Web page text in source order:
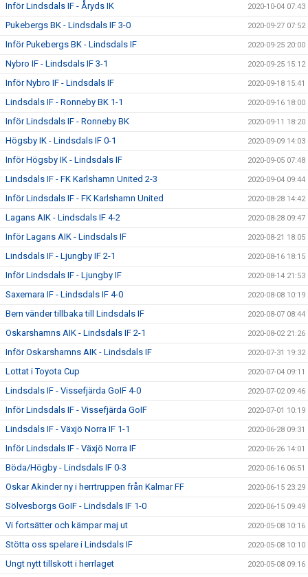
Inför Lindsdals IF - Åryds IK 2020-10-04 07:43
Pukebergs BK - Lindsdals IF 3-0 2020-09-27 07:52
Inför Pukebergs BK - Lindsdals IF 2020-09-25 20:00
Nybro IF - Lindsdals IF 3-1 2020-09-25 15:12
Inför Nybro IF - Lindsdals IF 2020-09-18 15:41
Lindsdals IF - Ronneby BK 1-1 2020-09-16 18:00
Inför Lindsdals IF - Ronneby BK 2020-09-11 18:20
Högsby IK - Lindsdals IF 0-1 2020-09-09 14:03
Inför Högsby IK - Lindsdals IF 2020-09-05 07:48
Lindsdals IF - FK Karlshamn United 2-3 2020-09-04 09:44
Inför Lindsdals IF - FK Karlshamn United 2020-08-28 14:42
Lagans AIK - Lindsdals IF 4-2 2020-08-28 09:47
Inför Lagans AIK - Lindsdals IF 2020-08-21 18:05
Lindsdals IF - Ljungby IF 2-1 2020-08-16 18:15
Inför Lindsdals IF - Ljungby IF 2020-08-14 21:53
Saxemara IF - Lindsdals IF 4-0 2020-08-08 10:19
Bern vänder tillbaka till Lindsdals IF 2020-08-07 08:44
Oskarshamns AIK - Lindsdals IF 2-1 2020-08-02 21:26
Inför Oskarshamns AIK - Lindsdals IF 2020-07-31 19:32
Lottat i Toyota Cup 2020-07-04 09:11
Lindsdals IF - Vissefjärda GoIF 4-0 2020-07-02 09:46
Inför Lindsdals IF - Vissefjärda GoIF 2020-07-01 10:19
Lindsdals IF - Växjö Norra IF 1-1 2020-06-28 09:31
Inför Lindsdals IF - Växjö Norra IF 2020-06-26 14:01
Böda/Högby - Lindsdals IF 0-3 2020-06-16 06:51
Oskar Akinder ny i herrtruppen från Kalmar FF 2020-06-15 23:29
Sölvesborgs GoIF - Lindsdals IF 1-0 2020-06-15 09:49
Vi fortsätter och kämpar maj ut 2020-05-08 10:16
Stötta oss spelare i Lindsdals IF 2020-05-08 10:10
Ungt nytt tillskott i herrlaget 2020-05-08 09:16